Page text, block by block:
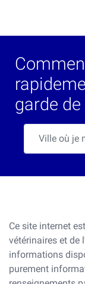
garde
Ce site internet
vétérinaires et de
informations
purement